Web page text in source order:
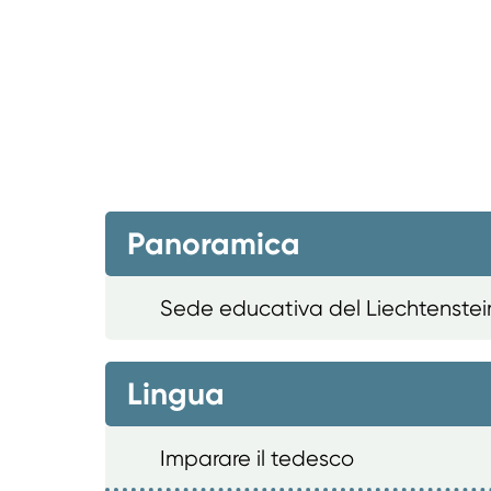
Panoramica
Sede educativa del
Lingua
Imparare il tedesco